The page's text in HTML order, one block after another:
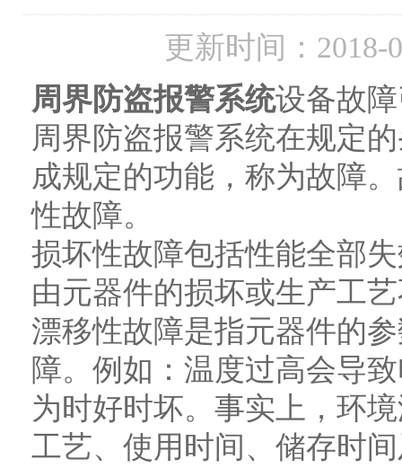
更新时间：
周界防盗报警系统设备故
周界防盗报警系统在规定
成规定的功能，称为故障
性故障。
损坏性故障包括性能全部
由元器件的损坏或生产工
漂移性故障是指元器件的
障。例如：温度过高会导
为时好时坏。事实上，环
工艺、使用时间、储存时